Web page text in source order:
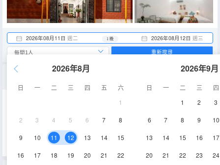
2026年08月11日 週二 2026年08月12日 週三
1 晚
2026年8月
日 一 二 三 四 五
六
1
2 3 4 5 6 7 8
9 10 11 12 13 14 15
16 17 18 19 20 21 22
2026年9月
日 一 二 三
四
1
2 3
6 7 8 9 10
13 14 15 16 17
20 21 22 23 24
重新搜尋
空調